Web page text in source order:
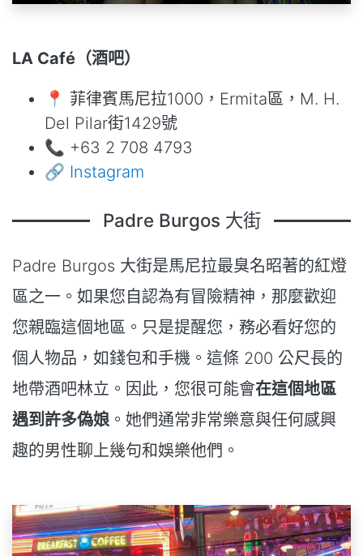
LA Café（酒吧）
📍 菲律賓馬尼拉1000，Ermita區，M. H.
Del Pilar街1429號
📞 +63 2 708 4793
🔗 Instagram
Padre Burgos 大街
Padre Burgos 大街是馬尼拉最臭名昭著的紅燈
區之一。如果您自認為有冒險精神，那麼歡迎
您親臨這個地區。只是提醒您，務必看好您的
個人物品，如錢包和手機。這條 200 公尺長的
地帶酒吧林立。因此，您很可能會在這個地區
遇到許多偽娘。她們通常非常樂意與任何感興
趣的男性聊上幾句和娛樂他們。